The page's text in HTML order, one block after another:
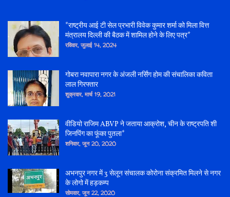
*राष्ट्रीय आई टी सेल प्रभारी विवेक कुमार शर्मा को मिला वित्त
मंत्रालय दिल्ली की बैठक में शामिल होने के लिए पत्र*
रविवार, जुलाई 14, 2024
गोबरा नवापारा नगर के अंजली नर्सिंग होम की संचालिका कविता
लाल गिरफ्तार
शुक्रवार, मार्च 19, 2021
वीडियो राजिम ABVP ने जताया आक्रोश, चीन के राष्ट्रपति शी
जिनपिंग का फूंका पुतला*
शनिवार, जून 20, 2020
अभनपुर नगर में 3 सेलून संचालक कोरोना संक्रमित मिलने से नगर
के लोगो में हड़कम्प
सोमवार, जून 22, 2020